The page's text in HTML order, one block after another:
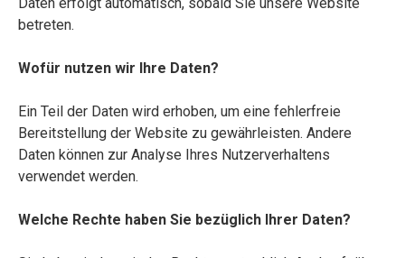
betreten.
Wofür nutzen wir Ihre Daten?
Ein Teil der Daten wird erhoben, um eine fehlerfreie
Bereitstellung der Website zu gewährleisten. Andere
Daten können zur Analyse Ihres Nutzerverhaltens
verwendet werden.
Welche Rechte haben Sie bezüglich Ihrer Daten?